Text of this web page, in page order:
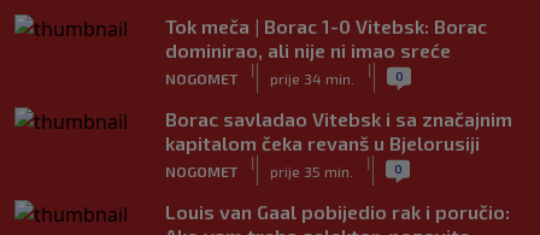
Tok meča | Borac 1-0 Vitebsk: Borac
dominirao, ali nije ni imao sreće
NOGOMET
|
prije 34 min.
| 0
Borac savladao Vitebsk i sa značajnim
kapitalom čeka revanš u Bjelorusiji
NOGOMET
|
prije 35 min.
| 0
Louis van Gaal pobijedio rak i poručio: